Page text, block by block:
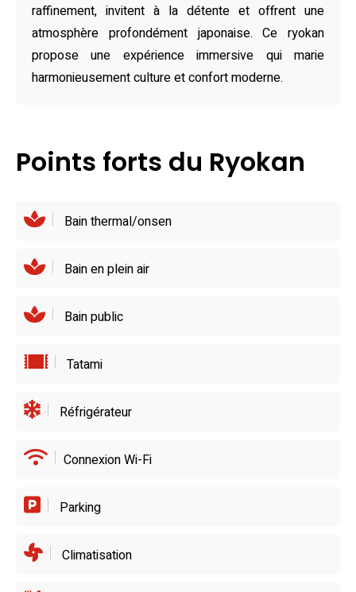
Gastronomes et amateurs de cuisine locale trouveront leur
bonheur dans les restaurants alentour, où ils pourront
savourer des spécialités japonaises délicates. Le matin, un
savoureux petit-déjeuner asiatique est servi au ryokan,
compléter cette expérience empreinte de charme et
raffinement, invitent à la détente et offrent une
atmosphère profondément japonaise. Ce ryokan
propose une expérience immersive qui marie
harmonieusement culture et confort moderne.
Points forts du Ryokan
Bain thermal/onsen
Bain en plein air
Bain public
Tatami
Réfrigérateur
Connexion Wi-Fi
Parking
Climatisation